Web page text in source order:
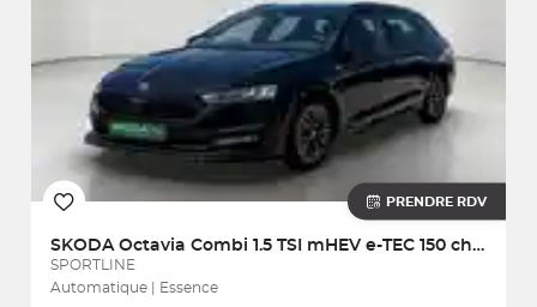
PRENDRE RDV
SKODA Octavia Combi 1.5 TSI mHEV e-TEC 150 ch ACT DSG7
SPORTLINE
Automatique | Essence